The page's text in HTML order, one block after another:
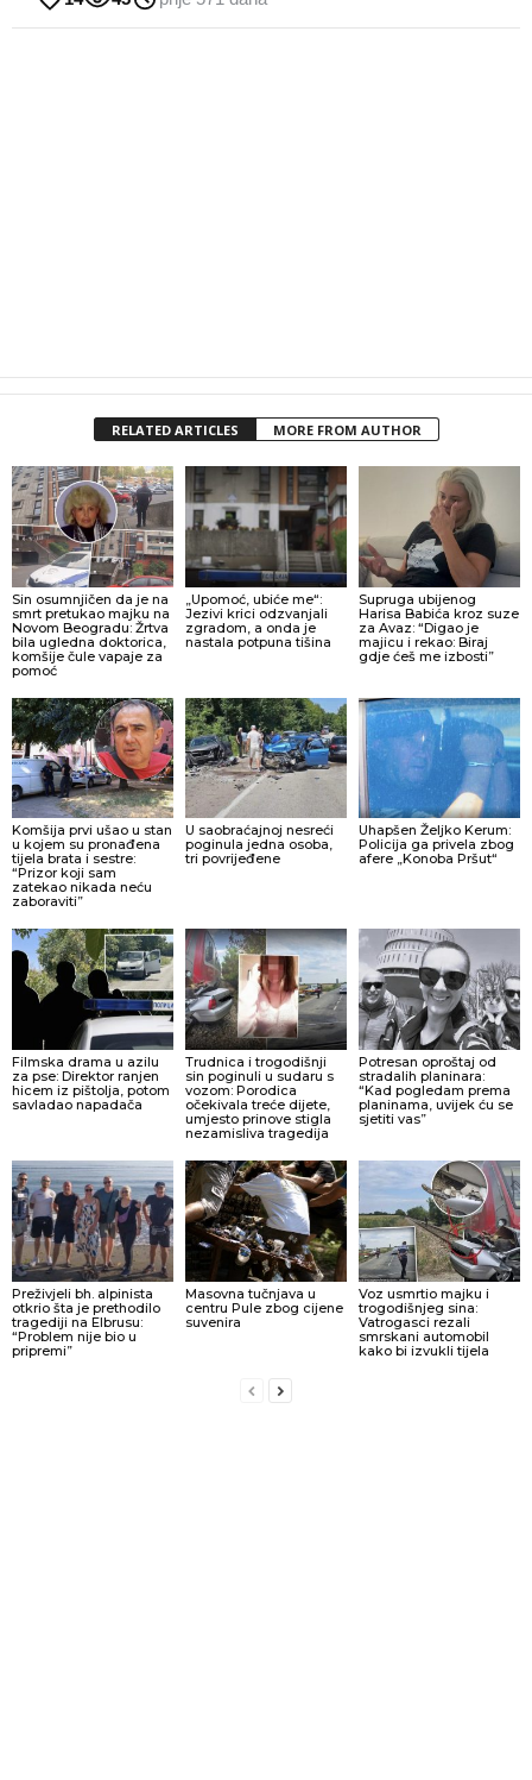
RELATED ARTICLES MORE FROM AUTHOR
Sin osumnjičen da je na
smrt pretukao majku na
Novom Beogradu: Žrtva
bila ugledna doktorica,
komšije čule vapaje za
pomoć
„Upomoć, ubiće me“:
Jezivi krici odzvanjali
zgradom, a onda je
nastala potpuna tišina
Supruga ubijenog
Harisa Babića kroz suze
za Avaz: “Digao je
majicu i rekao: Biraj
gdje ćeš me izbosti”
Komšija prvi ušao u stan
u kojem su pronađena
tijela brata i sestre:
“Prizor koji sam
zatekao nikada neću
zaboraviti”
U saobraćajnoj nesreći
poginula jedna osoba,
tri povrijeđene
Uhapšen Željko Kerum:
Policija ga privela zbog
afere „Konoba Pršut“
Filmska drama u azilu
za pse: Direktor ranjen
hicem iz pištolja, potom
savladao napadača
Trudnica i trogodišnji
sin poginuli u sudaru s
vozom: Porodica
očekivala treće dijete,
umjesto prinove stigla
nezamisliva tragedija
Potresan oproštaj od
stradalih planinara:
“Kad pogledam prema
planinama, uvijek ću se
sjetiti vas”
Preživjeli bh. alpinista
otkrio šta je prethodilo
tragediji na Elbrusu:
“Problem nije bio u
pripremi”
Masovna tučnjava u
centru Pule zbog cijene
suvenira
Voz usmrtio majku i
trogodišnjeg sina:
Vatrogasci rezali
smrskani automobil
kako bi izvukli tijela